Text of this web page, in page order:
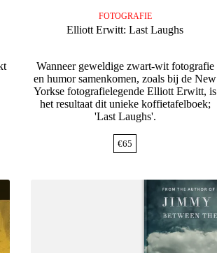
FOTOGRAFIE
Elliott Erwitt: Last Laughs
Wanneer geweldige zwart-wit fotografie
en humor samenkomen, zoals bij de New
Yorkse fotografielegende Elliott Erwitt, is
het resultaat dit unieke koffietafelboek;
'Last Laughs'.
€65